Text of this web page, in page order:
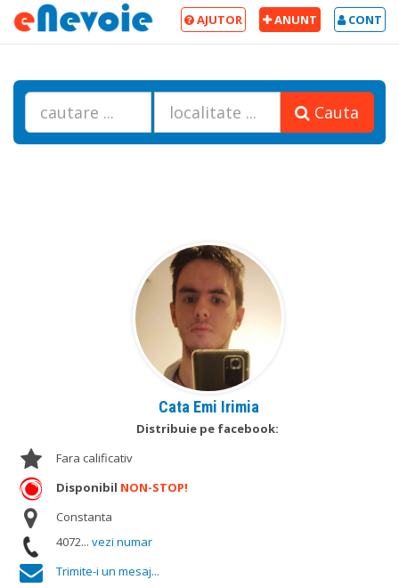
CONT
ANUNT
AJUTOR
Cauta
Cata Emi Irimia
Distribuie pe facebook:
Fara calificativ
Disponibil NON-STOP!
Constanta
4072... vezi numar
Trimite-i un mesaj...